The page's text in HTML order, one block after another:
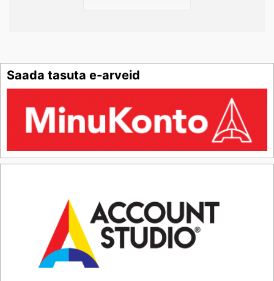
Saada tasuta e-arveid